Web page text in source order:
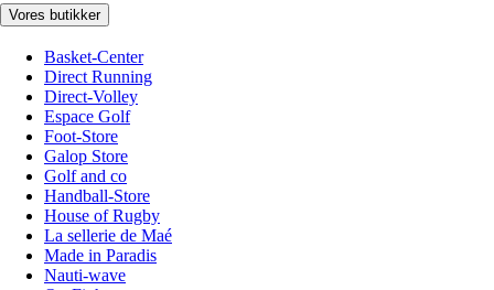
Vores butikker
Basket-Center
Direct Running
Direct-Volley
Espace Golf
Foot-Store
Galop Store
Golf and co
Handball-Store
House of Rugby
La sellerie de Maé
Made in Paradis
Nauti-wave